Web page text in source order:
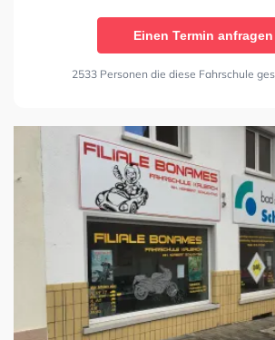
Einen Termin anfragen
2533 Personen die diese Fahrschule